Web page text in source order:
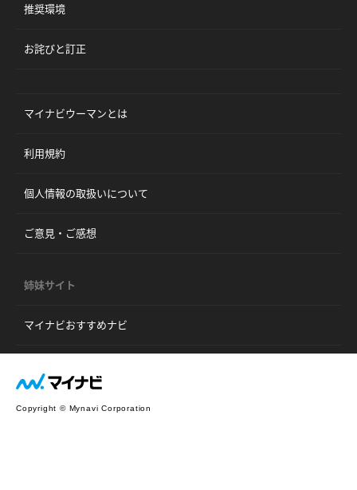
推奨環境
お詫びと訂正
マイナビウーマンとは
利用規約
個人情報の取扱いについて
ご意見・ご感想
姉妹サイト
マイナビおすすめナビ
Copyright © Mynavi Corporation